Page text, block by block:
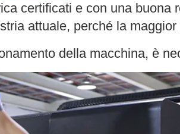
certificati e con una
attuale, perché la
della macchina, è